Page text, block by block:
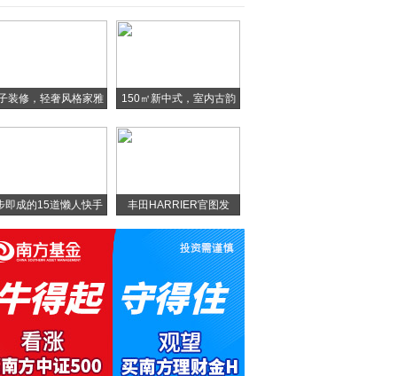
装修，轻奢风格家雅
150㎡新中式，室内古韵
即成的15道懒人快手 丰田HARRIER官图发